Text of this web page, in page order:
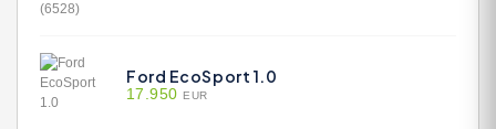
Ford EcoSport 1.0
17.950 EUR